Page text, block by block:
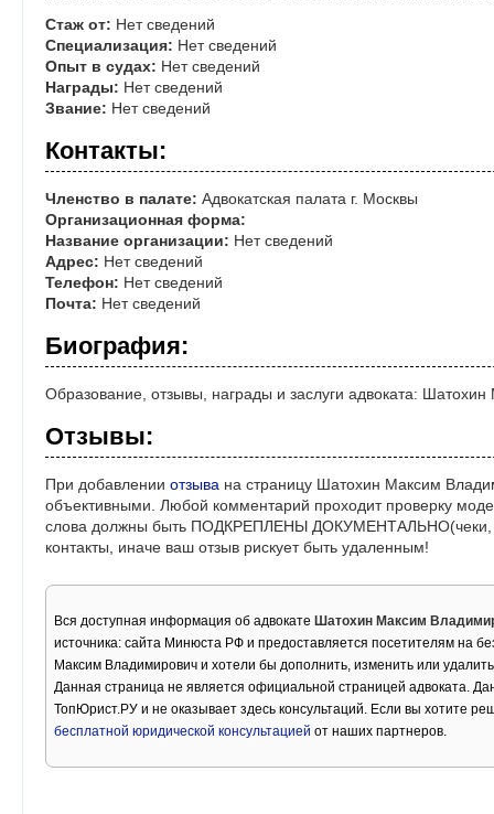
Стаж от: Нет сведений
Специализация: Нет сведений
Опыт в судах: Нет сведений
Награды: Нет сведений
Звание: Нет сведений
Контакты:
Членство в палате: Адвокатская палата г. Москвы
Организационная форма:
Название организации: Нет сведений
Адрес: Нет сведений
Телефон: Нет сведений
Почта: Нет сведений
Биография:
Образование, отзывы, награды и заслуги адвоката:
Отзывы:
При добавлении отзыва на страницу Шатохин Максим
объективными. Любой комментарий проходит проверку
слова должны быть ПОДКРЕПЛЕНЫ ДОКУМЕНТАЛЬНО(чеки,
контакты, иначе ваш отзыв рискует быть удаленным!
Вся доступная информация об адвокате Шатохин Максим
источника: сайта Минюста РФ и предоставляется посетителям на
Максим Владимирович и хотели бы дополнить, изменить или
Данная страница не является официальной страницей адвоката.
ТопЮрист.РУ и не оказывает здесь консультаций. Если вы хотите
бесплатной юридической консультацией от наших партнеров.